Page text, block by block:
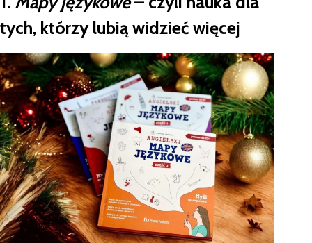
tych, którzy lubią widzieć więcej